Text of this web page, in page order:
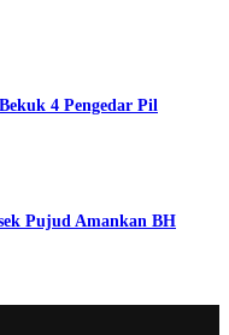
4 Pengedar Pil
Pujud Amankan BH